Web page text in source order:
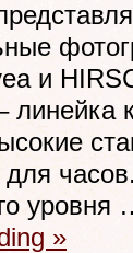
и
линейка
для
уровня
»